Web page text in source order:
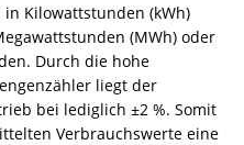
Kilowattstunden (kWh)
(MWh) oder
Durch die hohe
liegt der
bei lediglich ±2 %. Somit
Verbrauchswerte eine